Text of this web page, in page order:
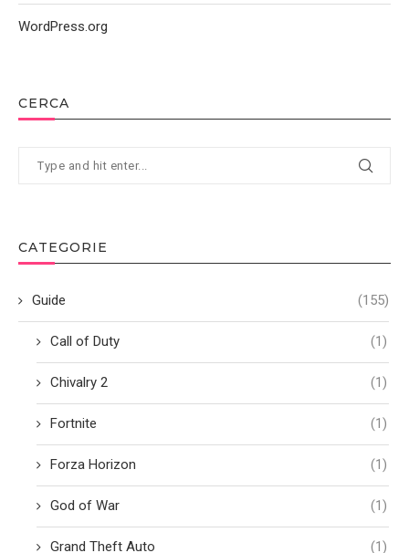
CERCA
CATEGORIE
Guide (155)
Call of Duty (1)
Chivalry 2 (1)
Fortnite (1)
Forza Horizon (1)
God of War (1)
Grand Theft Auto (1)
WordPress.org